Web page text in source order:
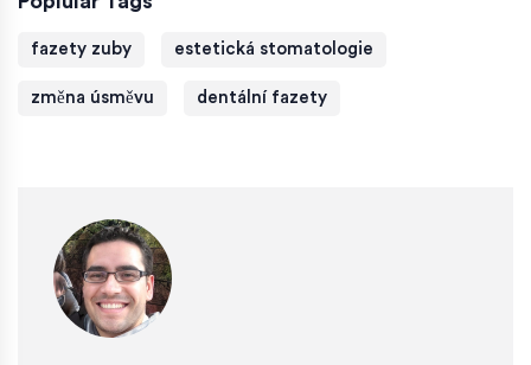
fazety zuby estetická stomatologie
změna úsměvu dentální fazety